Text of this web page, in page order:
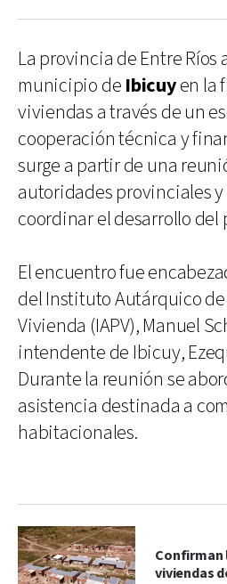
La provincia de Entre Ríos
municipio de Ibicuyen la
viviendas a través de un
cooperación técnica y
surge a partir de una
autoridades provinciales
coordinar el desarrollo del
El encuentro fue
del Instituto Autárquico
Vivienda (IAPV), Manuel
intendente de Ibicuy,
Durante la reunión se
asistencia destinada a
habitacionales.
Confirman
viviendas